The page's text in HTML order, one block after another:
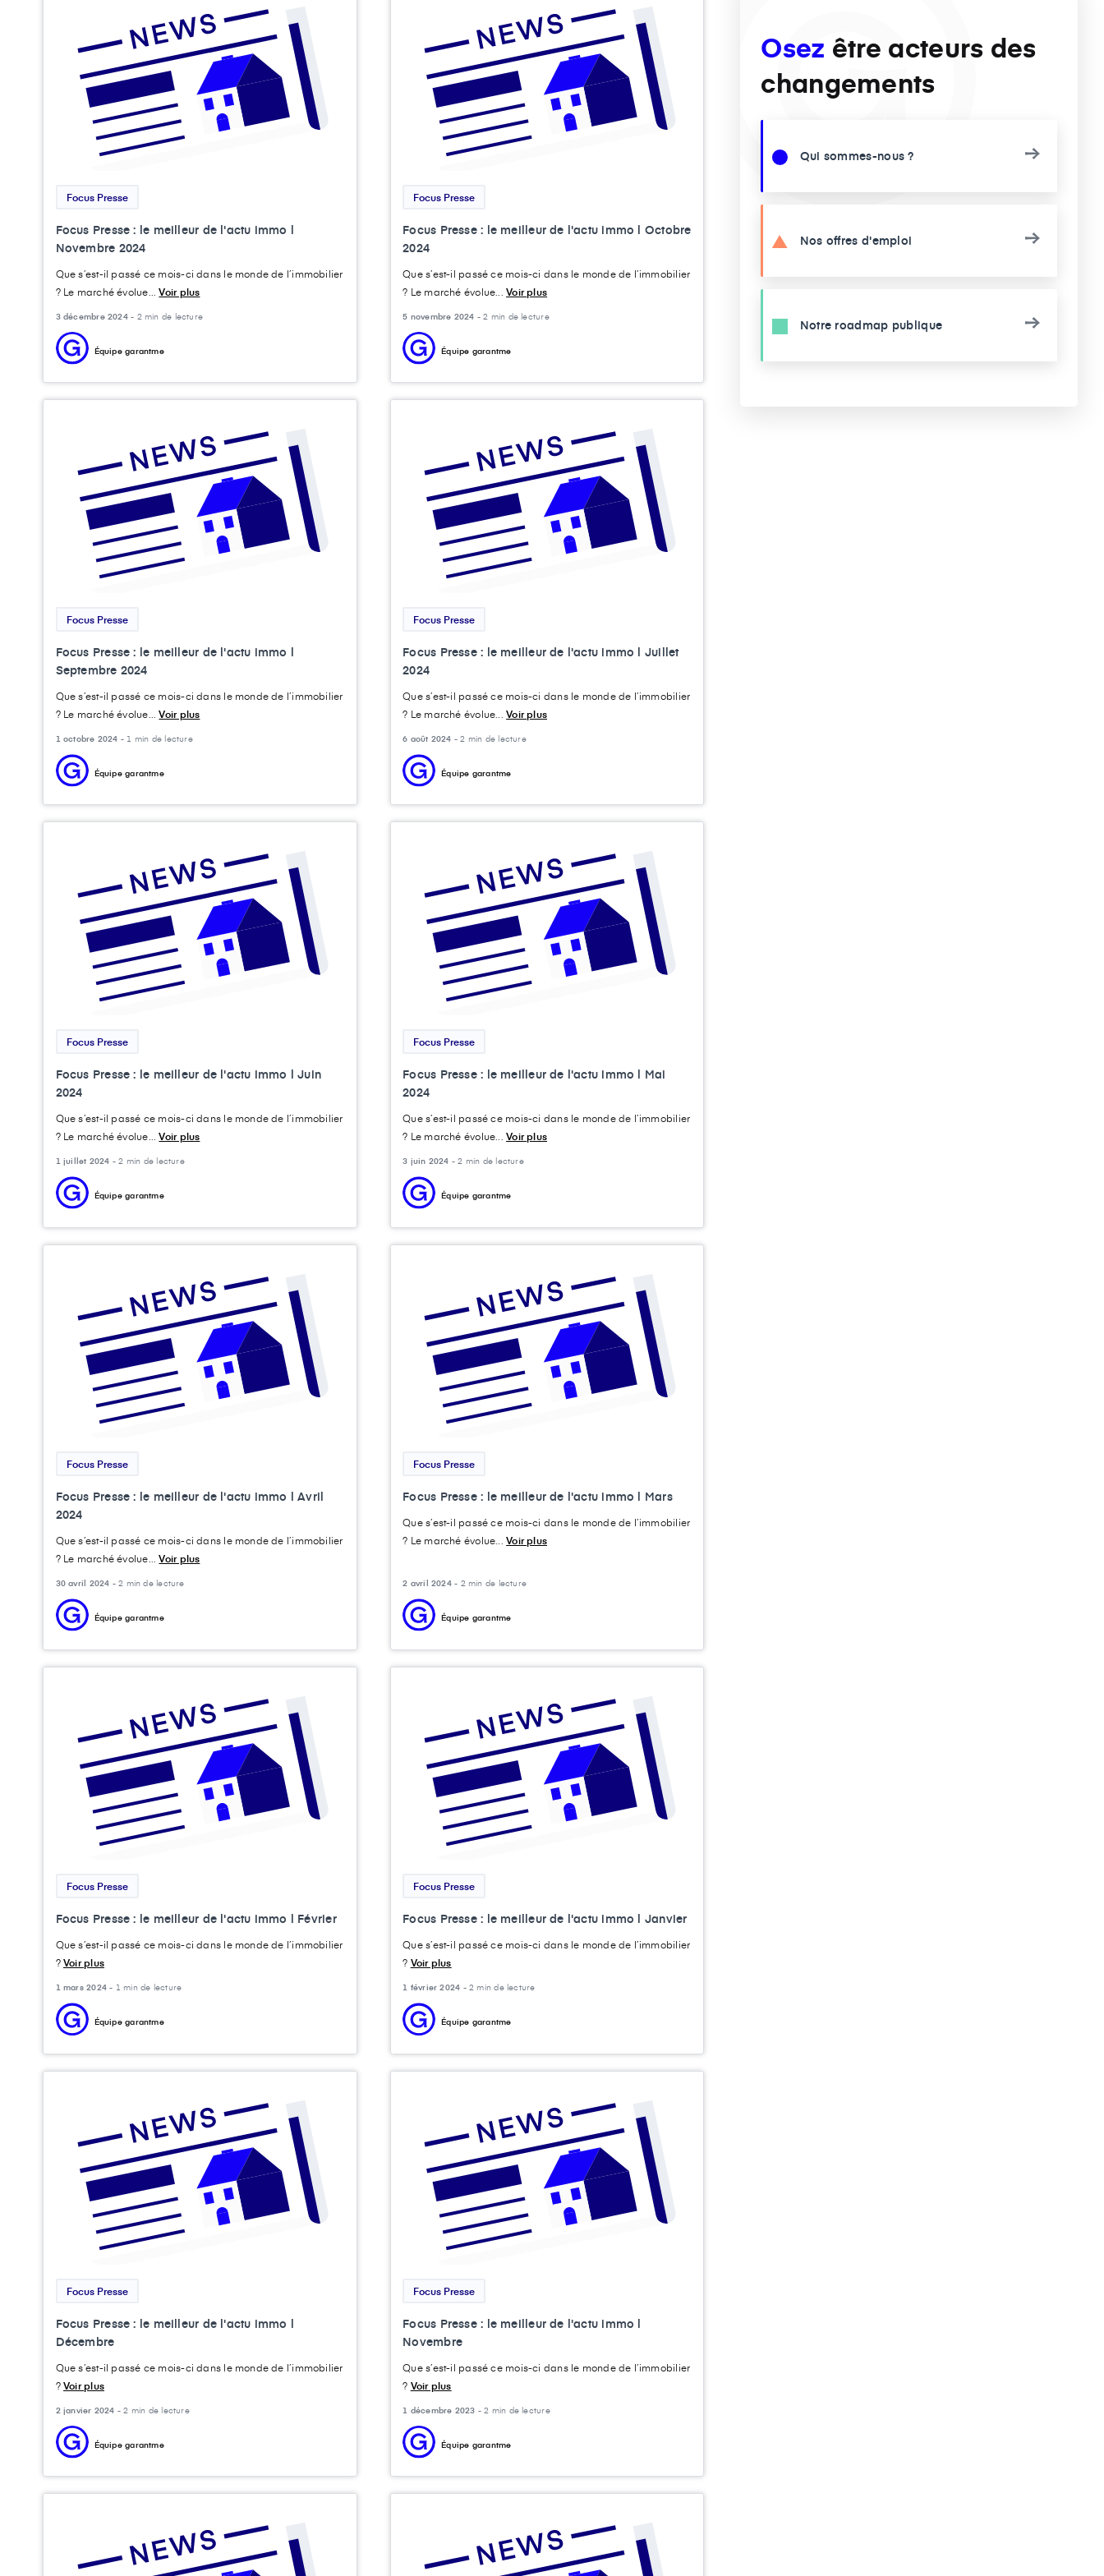
Focus Presse
Focus Presse : le meilleur de l'actu immo l
Novembre 2024
Que s’est-il passé ce mois-ci dans le monde de l’immobilier
? Le marché évolue...Voir plus
3 décembre 2024 - 2 min de lecture
Équipe garantme
Focus Presse
Focus Presse : le meilleur de l'actu immo l Octobre
2024
Que s’est-il passé ce mois-ci dans le monde de l’immobilier
? Le marché évolue...Voir plus
5 novembre 2024 -2 min de lecture
Équipe garantme
Focus Presse
Focus Presse : le meilleur de l'actu immo l
Septembre 2024
Que s’est-il passé ce mois-ci dans le monde de l’immobilier
? Le marché évolue...Voir plus
1 octobre 2024 - 1 min de lecture
Équipe garantme
Focus Presse
Focus Presse : le meilleur de l'actu immo l Juillet
2024
Que s’est-il passé ce mois-ci dans le monde de l’immobilier
? Le marché évolue...Voir plus
6 août 2024 -2 min de lecture
Équipe garantme
Focus Presse
Focus Presse : le meilleur de l'actu immo l Juin
2024
Que s’est-il passé ce mois-ci dans le monde de l’immobilier
? Le marché évolue...Voir plus
1 juillet 2024 -2 min de lecture
Équipe garantme
Focus Presse
Focus Presse : le meilleur de l'actu immo l Mai
2024
Que s’est-il passé ce mois-ci dans le monde de l’immobilier
? Le marché évolue...Voir plus
3 juin 2024 -2 min de lecture
Équipe garantme
Focus Presse
Focus Presse : le meilleur de l'actu immo l Avril
2024
Que s’est-il passé ce mois-ci dans le monde de l’immobilier
? Le marché évolue...Voir plus
30 avril 2024 -2 min de lecture
Équipe garantme
Focus Presse
Focus Presse : le meilleur de l'actu immo l Mars
Que s’est-il passé ce mois-ci dans le monde de l’immobilier
? Le marché évolue...Voir plus
2 avril 2024 - 2 min de lecture
Équipe garantme
Focus Presse
Focus Presse : le meilleur de l'actu immo l Février
Que s’est-il passé ce mois-ci dans le monde de l’immobilier
?Voir plus
1 mars 2024 - 1 min de lecture
Équipe garantme
Focus Presse
Focus Presse : le meilleur de l'actu immo l Janvier
Que s’est-il passé ce mois-ci dans le monde de l’immobilier
? Voir plus
1 février 2024 -2 min de lecture
Équipe garantme
Focus Presse
Focus Presse : le meilleur de l'actu immo l
Décembre
Que s’est-il passé ce mois-ci dans le monde de l’immobilier
?Voir plus
2 janvier 2024 -2 min de lecture
Équipe garantme
Focus Presse
Focus Presse : le meilleur de l'actu immo l
Novembre
Que s’est-il passé ce mois-ci dans le monde de l’immobilier
? Voir plus
1 décembre 2023 -2 min de lecture
Équipe garantme
Osez être acteurs des
changements
Qui sommes-nous ?
Nos offres d'emploi
Notre roadmap publique